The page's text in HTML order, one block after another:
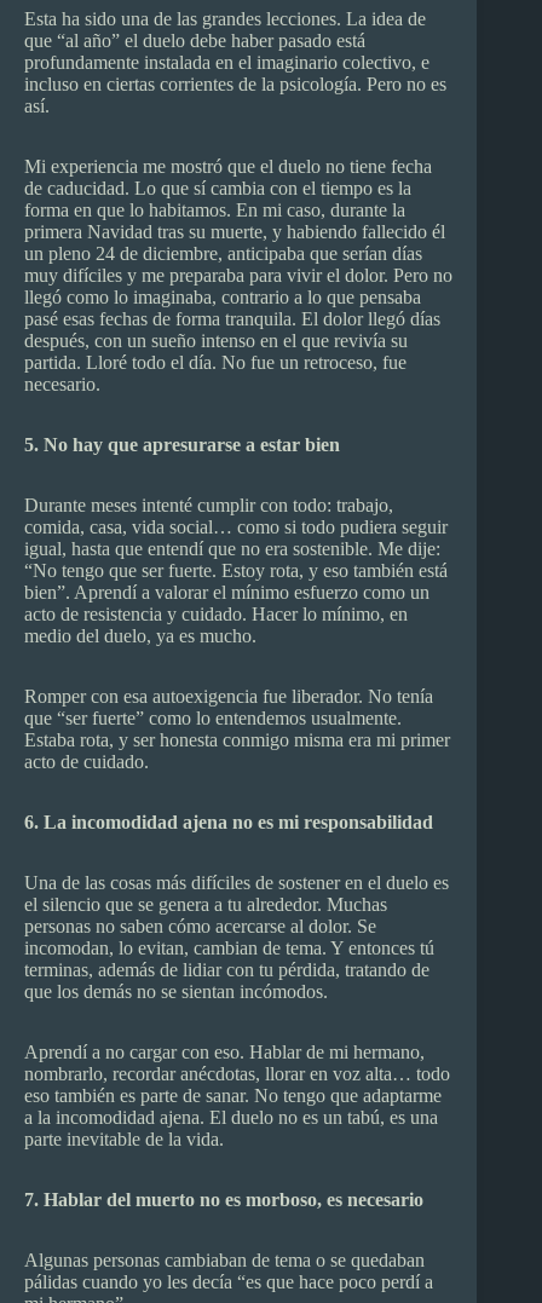
Esta ha sido una de las grandes lecciones. La idea de
que “al año” el duelo debe haber pasado está
profundamente instalada en el imaginario colectivo, e
incluso en ciertas corrientes de la psicología. Pero no es
así.
Mi experiencia me mostró que el duelo no tiene fecha
de caducidad. Lo que sí cambia con el tiempo es la
forma en que lo habitamos. En mi caso, durante la
primera Navidad tras su muerte, y habiendo fallecido él
un pleno 24 de diciembre, anticipaba que serían días
muy difíciles y me preparaba para vivir el dolor. Pero no
llegó como lo imaginaba, contrario a lo que pensaba
pasé esas fechas de forma tranquila. El dolor llegó días
después, con un sueño intenso en el que revivía su
partida. Lloré todo el día. No fue un retroceso, fue
necesario.
5. No hay que apresurarse a estar bien
Durante meses intenté cumplir con todo: trabajo,
comida, casa, vida social… como si todo pudiera seguir
igual, hasta que entendí que no era sostenible. Me dije:
“No tengo que ser fuerte. Estoy rota, y eso también está
bien”. Aprendí a valorar el mínimo esfuerzo como un
acto de resistencia y cuidado. Hacer lo mínimo, en
medio del duelo, ya es mucho.
Romper con esa autoexigencia fue liberador. No tenía
que “ser fuerte” como lo entendemos usualmente.
Estaba rota, y ser honesta conmigo misma era mi primer
acto de cuidado.
6. La incomodidad ajena no es mi responsabilidad
Una de las cosas más difíciles de sostener en el duelo es
el silencio que se genera a tu alrededor. Muchas
personas no saben cómo acercarse al dolor. Se
incomodan, lo evitan, cambian de tema. Y entonces tú
terminas, además de lidiar con tu pérdida, tratando de
que los demás no se sientan incómodos.
Aprendí a no cargar con eso. Hablar de mi hermano,
nombrarlo, recordar anécdotas, llorar en voz alta… todo
eso también es parte de sanar. No tengo que adaptarme
a la incomodidad ajena. El duelo no es un tabú, es una
parte inevitable de la vida.
7. Hablar del muerto no es morboso, es necesario
Algunas personas cambiaban de tema o se quedaban
pálidas cuando yo les decía “es que hace poco perdí a